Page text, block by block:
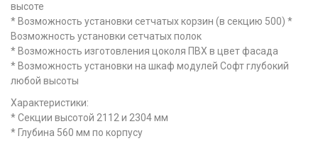
высоте
* Возможность установки сетчатых корзин (в секцию 500) *
Возможность установки сетчатых полок
* Возможность изготовления цоколя ПВХ в цвет фасада
* Возможность установки на шкаф модулей Софт глубокий
любой высоты
Характеристики:
* Секции высотой 2112 и 2304 мм
* Глубина 560 мм по корпусу